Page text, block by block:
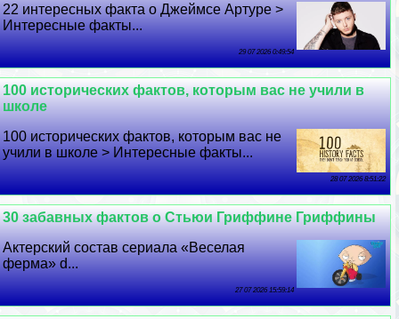
22 интересных факта о Джеймсе Артуре >
Интересные факты...
29 07 2026 0:49:54
100 исторических фактов, которым вас не учили в
школе
100 исторических фактов, которым вас не
учили в школе > Интересные факты...
28 07 2026 8:51:22
30 забавных фактов о Стьюи Гриффине Гриффины
Актерский состав сериала «Веселая
ферма» d...
27 07 2026 15:59:14